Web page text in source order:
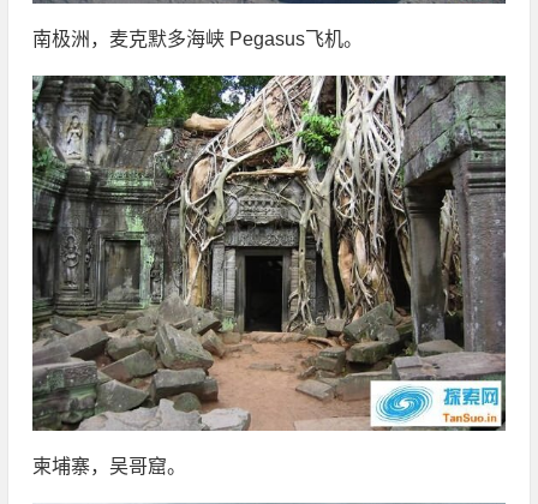
南极洲，麦克默多海峡 Pegasus飞机。
柬埔寨，吴哥窟。